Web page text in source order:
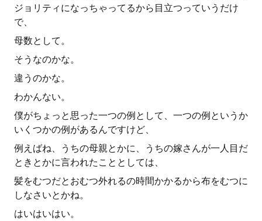
ジョリティになっちゃってるから目立つっていうだけ
で、
母数として。
そうなのかな。
違うのかな。
わかんない。
僕がちょっと思った一つの例として、一つの例というか
いくつかの例があるんですけど、
例えばね、うちの母親とかに、うちの嫁さんが一人目だ
ときとかに言われたこととしては、
髪をむつだとおむつ外れるの時間かかるから布をむつに
しなさいとかね。
はいはいはい。